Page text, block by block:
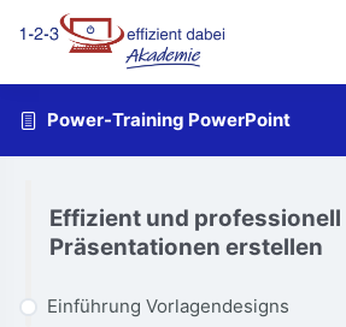
Power-Training PowerPoint
Effizient und professionell
Präsentationen erstellen
Einführung Vorlagendesigns